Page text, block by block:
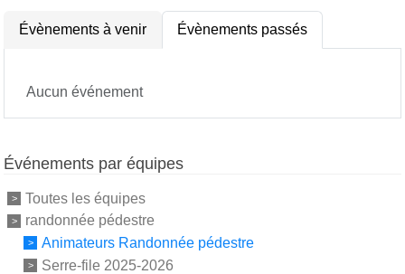
Évènements à venir Évènements passés
Aucun événement
Événements par équipes
Toutes les équipes
randonnée pédestre
Animateurs Randonnée pédestre
Serre-file 2025-2026